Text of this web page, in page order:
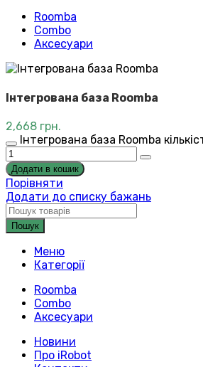
Roomba
Combo
Аксесуари
Інтегрована база Roomba
2,668 грн.
Інтегрована база Roomba
Додати в кошик
Порівняти
Додати до списку бажань
Пошук
Меню
Категорії
Roomba
Combo
Аксесуари
Новини
Про iRobot